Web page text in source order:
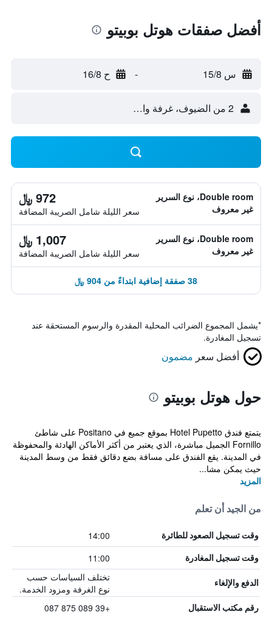
أفضل صفقات هوتل بوبيتو
س 15/8 - ح 16/8
2 من الضيوف، غرفة واحدة
Double room، نوع السرير
غير معروف
972 ﷼
سعر الليلة شامل الصريبة المضافة
Double room، نوع السرير
غير معروف
1,007 ﷼
سعر الليلة شامل الصريبة المضافة
38 صفقة إضافية ابتداءً من 904 ﷼
*يشمل المجموع الضرائب المحلية المقدرة والرسوم المستحقة عند
تسجيل المغادرة.
أفضل سعر مضمون
حول هوتل بوبيتو
يتمتع فندق Hotel Pupetto بموقع جميع في Positano على شاطئ
Fornillo الجميل مباشرة، الذي يعتبر من أكثر الأماكن الهادئة والمحفوظة
في المدينة. يقع الفندق على مسافة بضع دقائق فقط من وسط المدينة
حيث يمكن مشا...
المزيد
من الجيد أن تعلم
وقت تسجيل الصعود للطائرة 14:00
وقت تسجيل المغادرة 11:00
الدفع والإلغاء
تختلف السياسات حسب
نوع الغرفة ومزود الخدمة.
رقم مكتب الاستقبال +39 089 875 087